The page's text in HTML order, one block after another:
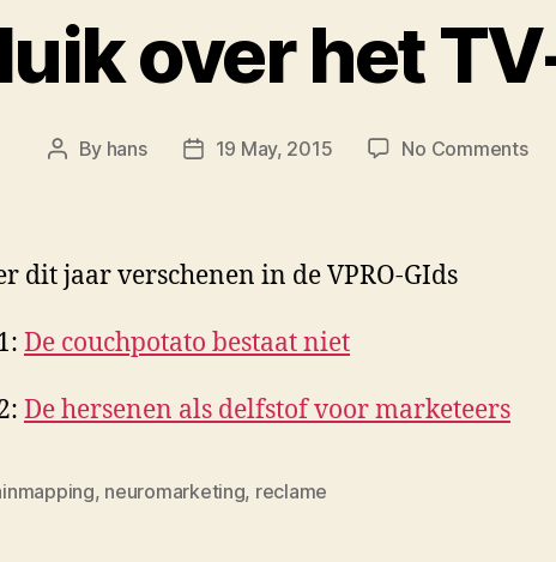
over het
Post
By hans
Post19 May, 2015 No Commentson
dit jaar verschenen in de VPRO-GIds
De couchpotato bestaat niet
De hersenen als delfstof voor marketeers
, neuromarketing, reclame